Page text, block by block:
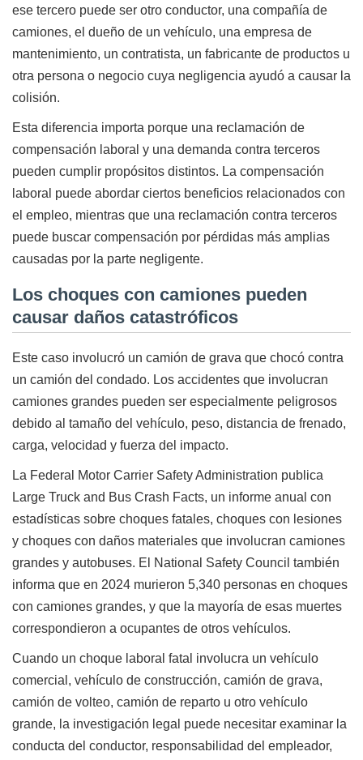
ese tercero puede ser otro conductor, una compañía de
camiones, el dueño de un vehículo, una empresa de
mantenimiento, un contratista, un fabricante de productos u
otra persona o negocio cuya negligencia ayudó a causar la
colisión.
Esta diferencia importa porque una reclamación de
compensación laboral y una demanda contra terceros
pueden cumplir propósitos distintos. La compensación
laboral puede abordar ciertos beneficios relacionados con
el empleo, mientras que una reclamación contra terceros
puede buscar compensación por pérdidas más amplias
causadas por la parte negligente.
Los choques con camiones pueden
causar daños catastróficos
Este caso involucró un camión de grava que chocó contra
un camión del condado. Los accidentes que involucran
camiones grandes pueden ser especialmente peligrosos
debido al tamaño del vehículo, peso, distancia de frenado,
carga, velocidad y fuerza del impacto.
La Federal Motor Carrier Safety Administration publica
Large Truck and Bus Crash Facts, un informe anual con
estadísticas sobre choques fatales, choques con lesiones
y choques con daños materiales que involucran camiones
grandes y autobuses. El National Safety Council también
informa que en 2024 murieron 5,340 personas en choques
con camiones grandes, y que la mayoría de esas muertes
correspondieron a ocupantes de otros vehículos.
Cuando un choque laboral fatal involucra un vehículo
comercial, vehículo de construcción, camión de grava,
camión de volteo, camión de reparto u otro vehículo
grande, la investigación legal puede necesitar examinar la
conducta del conductor, responsabilidad del empleador,